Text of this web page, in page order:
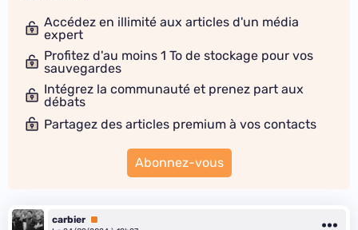
Accédez en illimité aux articles d'un média
expert
Profitez d'au moins 1 To de stockage pour vos
sauvegardes
Intégrez la communauté et prenez part aux
débats
Partagez des articles premium à vos contacts
Abonnez-vous
carbier Premium